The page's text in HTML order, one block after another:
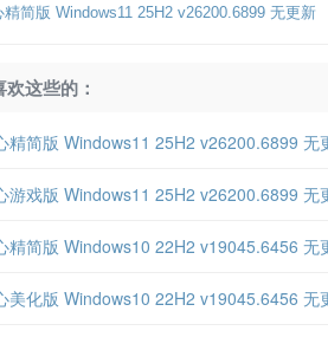
简版 Windows11 25H2 v26200.6899 无更新
这些的：
精简版 Windows11 25H2 v26200.6899 无
游戏版 Windows11 25H2 v26200.6899 无
精简版 Windows10 22H2 v19045.6456 无
美化版 Windows10 22H2 v19045.6456 无